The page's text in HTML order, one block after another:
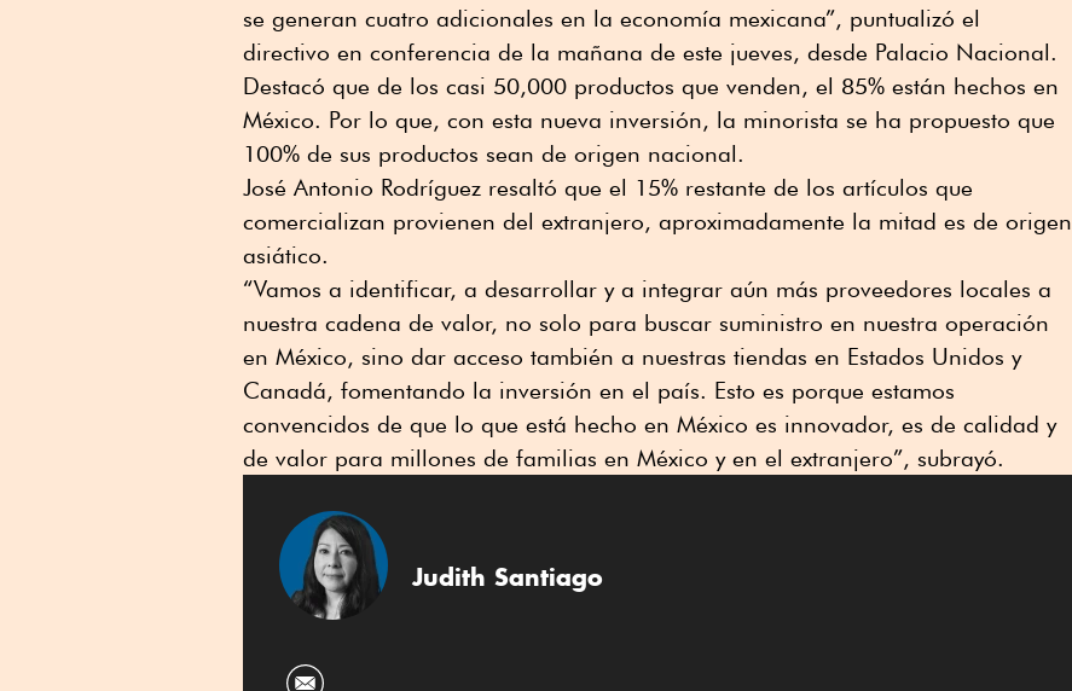
se generan cuatro adicionales en la economía mexicana”, puntualizó el
directivo en conferencia de la mañana de este jueves, desde Palacio Nacional.
Destacó que de los casi 50,000 productos que venden, el 85% están hechos en
México. Por lo que, con esta nueva inversión, la minorista se ha propuesto que
100% de sus productos sean de origen nacional.
José Antonio Rodríguez resaltó que el 15% restante de los artículos que
comercializan provienen del extranjero, aproximadamente la mitad es de origen
asiático.
“Vamos a identificar, a desarrollar y a integrar aún más proveedores locales a
nuestra cadena de valor, no solo para buscar suministro en nuestra operación
en México, sino dar acceso también a nuestras tiendas en Estados Unidos y
Canadá, fomentando la inversión en el país. Esto es porque estamos
convencidos de que lo que está hecho en México es innovador, es de calidad y
de valor para millones de familias en México y en el extranjero”, subrayó.
Judith Santiago